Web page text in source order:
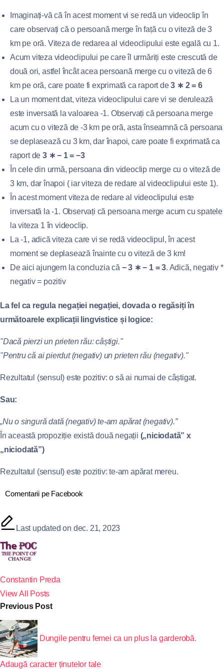
Imaginați-vă că în acest moment vi se redă un videoclip în
care observați că o persoană merge în față cu o viteză de 3
km pe oră. Viteza de redarea al videoclipului este egală cu 1.
Acum viteza videoclipului pe care îl urmăriți este crescută de
două ori, astfel încât acea persoană merge cu o viteză de 6
km pe oră, care poate fi exprimată ca raport de3 ∗ 2 = 6
La un moment dat, viteza videoclipului care vi se derulează
este inversată la valoarea -1. Observați că persoana merge
acum cu o viteză de -3 km pe oră, asta înseamnă că persoana
se deplasează cu 3 km, dar înapoi, care poate fi exprimată ca
raport de 3 ∗ − 1 = −3
În cele din urmă, persoana din videoclip merge cu o viteză de
3 km, dar înapoi ( iar viteza de redare al videoclipului este 1).
În acest moment viteza de redare al videoclipului este
inversată la -1. Observați că persoana merge acum cu spatele
la viteza 1 în videoclip.
La -1, adică viteza care vi se redă videoclipul, în acest
moment se deplasează înainte cu o viteză de 3 km!
De aici ajungem la concluzia că − 3 ∗ − 1 = 3. Adică, negativ *
negativ = pozitiv
La fel ca regula negației negației, dovada o regăsiți în
următoarele explicații lingvistice și logice:
"Dacă pierzi un prieten rău: câștigi."
"Pentru că ai pierdut (negativ) un prieten rău (negativ)."
Rezultatul (sensul) este pozitiv: o să ai numai de câștigat.
Sau:
„Nu o singură dată (negativ) te-am apărat (negativ).”
În această propoziție există două negații („niciodată” x
„niciodată”)
Rezultatul (sensul) este pozitiv: te-am apărat mereu.
Comentarii pe Facebook
Last updated on dec. 21, 2023
Constantin Preda
View All Posts
Previous Post
Dungile pentru femei ca un plus la garderobă.
Adaugă caracter ținutelor tale